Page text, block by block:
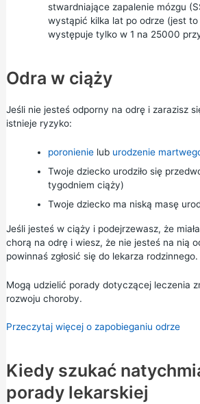
stwardniające zapalenie mózgu
wystąpić kilka lat po odrze (jest to
występuje tylko w 1 na 25000
Odra w ciąży
Jeśli nie jesteś odporny na odrę i zarazisz
istnieje ryzyko:
poronienielub urodzenie
Twoje dziecko urodziło się
tygodniem ciąży)
Twoje dziecko ma niską masę
Jeśli jesteś w ciąży i podejrzewasz, że
chorą na odrę i wiesz, że nie jesteś na nią
powinnaś zgłosić się do lekarza rodzinnego.
Mogą udzielić porady dotyczącej leczenia
rozwoju choroby.
Przeczytaj więcej o zapobieganiu odrze
Kiedy szukać
porady lekarskiej